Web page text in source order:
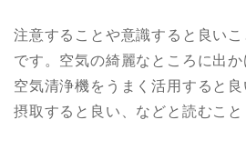
注意することや意識すると良いこ
です。空気の綺麗なところに出か
空気清浄機をうまく活用すると
摂取すると良い、などと読むこと